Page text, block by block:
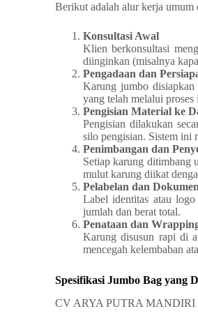
Berikut adalah alur kerja umum
Konsultasi Awal
Klien berkonsultasi
diinginkan (misalnya
Pengadaan dan
Karung jumbo disiapkan
yang telah melalui proses
Pengisian Material ke
Pengisian dilakukan
silo pengisian. Sistem ini
Penimbangan dan
Setiap karung ditimbang
mulut karung diikat
Pelabelan dan
Label identitas atau
jumlah dan berat total.
Penataan dan
Karung disusun rapi di
mencegah kelembaban
Spesifikasi Jumbo Bag yang
CV ARYA PUTRA MANDIRI